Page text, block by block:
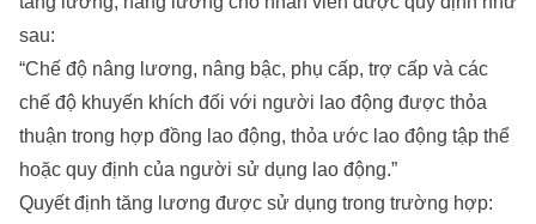
sau:
“Chế độ nâng lương, nâng bậc, phụ cấp, trợ cấp và các
chế độ khuyến khích đối với người lao động được thỏa
thuận trong hợp đồng lao động, thỏa ước lao động tập thể
hoặc quy định của người sử dụng lao động.”
Quyết định tăng lương được sử dụng trong trường hợp: